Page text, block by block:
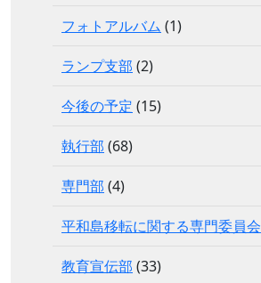
フォトアルバム (1)
ランプ支部 (2)
今後の予定 (15)
執行部 (68)
専門部 (4)
平和島移転に関する専門委員会
教育宣伝部 (33)